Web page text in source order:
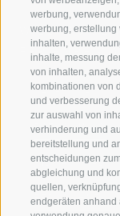
werbung,
werbung, erstellung
inhalten,
inhalte, messung
von inhalten,
kombinationen von
und verbesserung
zur auswahl von
verhinderung und
bereitstellung und
entscheidungen
abgleichung und
quellen,
endgeräten anhand
JAUFENTAL
RATSCHINGS
RIDNAUNTAL
BERGBAHNEN